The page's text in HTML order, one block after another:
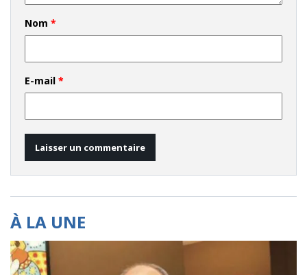
Nom *
E-mail *
À LA UNE